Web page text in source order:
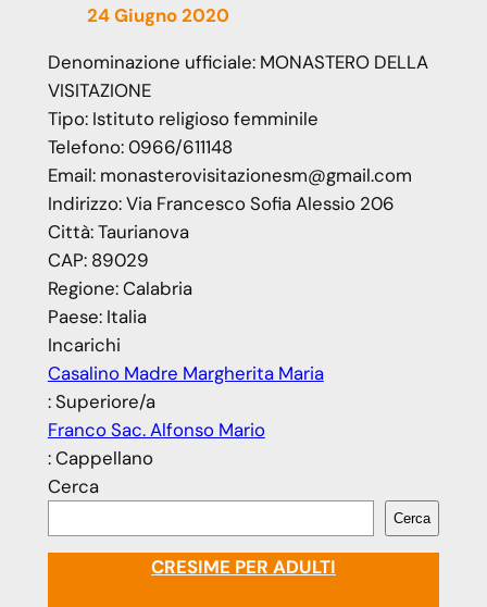
24 Giugno 2020
Denominazione ufficiale: MONASTERO DELLA
VISITAZIONE
Tipo: Istituto religioso femminile
Telefono:0966/611148
Email: monasterovisitazionesm@gmail.com
Indirizzo:Via Francesco Sofia Alessio 206
Città:Taurianova
CAP: 89029
Regione:Calabria
Paese: Italia
Incarichi
Casalino Madre Margherita Maria
: Superiore/a
Franco Sac. Alfonso Mario
: Cappellano
Cerca
Cerca
CRESIME PER ADULTI